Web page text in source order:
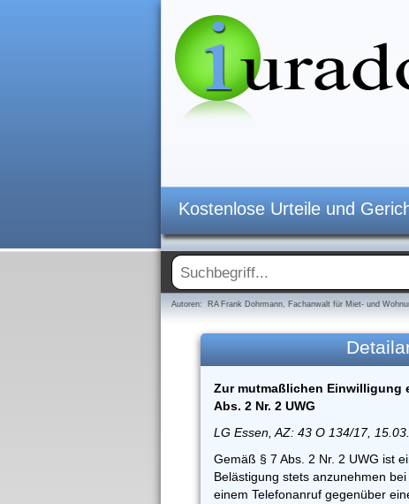
Kostenlose Urteile und
Autoren: RA Frank Dohrmann, Fachanwalt für Miet- und
Zur mutmaßlichen Einwilligung
Abs. 2 Nr. 2 UWG
LG Essen, AZ: 43 O 134/17,
Gemäß § 7 Abs. 2 Nr. 2 UWG ist
Belästigung stets anzunehmen
einem Telefonanruf gegenüber